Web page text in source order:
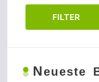
Abhakmatten
FILTER
Neueste